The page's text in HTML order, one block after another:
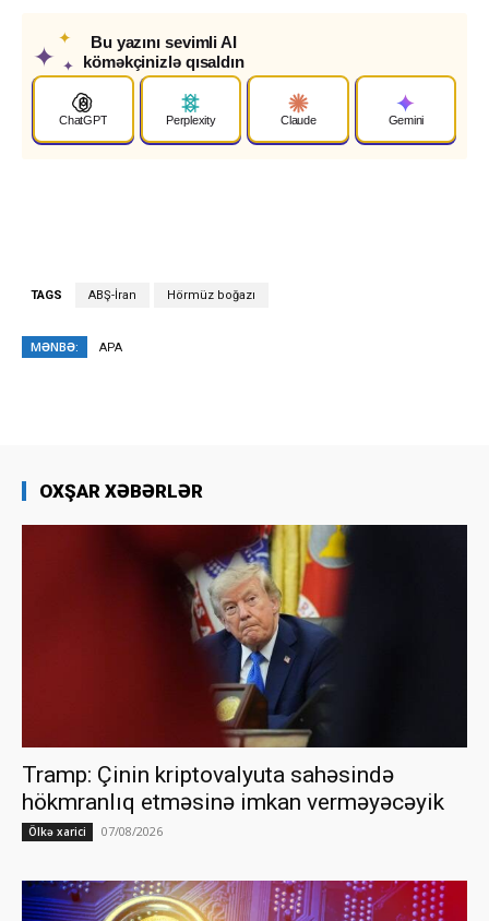
✦
✦
✦
Bu yazını sevimli AI
köməkçinizlə qısaldın
ChatGPT Perplexity Claude Gemini
TAGS ABŞ-İran Hörmüz boğazı
MƏNBƏ: APA
OXŞAR XƏBƏRLƏR
Tramp: Çinin kriptovalyuta sahəsində
hökmranlıq etməsinə imkan verməyəcəyik
Ölkə xarici 07/08/2026